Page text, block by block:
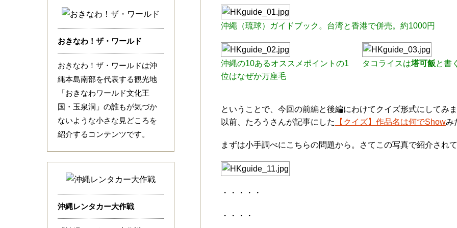
沖繩（琉球）ガイドブック。台湾と香港で併売。約1000円
沖縄の10あるオススメポイントの1
位はなぜか万座毛
タコライスは塔可飯と書
ということで、今回の前編と後編にわけてクイズ形式にしてみ
以前、たろうさんが記事にした
【クイズ】作品名は何でShowみ
まずは小手調べにこちらの問題から。さてこの写真で紹介され
・・・・・
・・・・
おきなわ！ザ・ワールド
おきなわ！ザ・ワールドは沖
縄本島南部を代表する観光地
「おきなわワールド文化王
国・玉泉洞」の誰もが気づか
ないような小さな見どころを
紹介するコンテンツです。
沖縄レンタカー大作戦